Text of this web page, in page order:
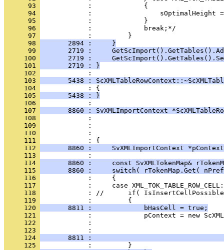
      93
      94
      95
      96
      97
      98
       2894 :     }
      99
2719 :
     100
2719 :
     101
       2719 : }
     102
     103
5438 :
     104
     105
       5438 : }
     106
     107
8860 : SvXMLImportContext
     108
     109
     110
     111
     112
8860 :     SvXMLImportContext
     113
     114
8860 :     const SvXMLTokenMap&
     115
8860 :     switch( rTokenMap.Get(
     116
     117
     118
     119
     120
       8811 :             bHasCell = true;
     121
     122
     123
     124
8811 :
     125